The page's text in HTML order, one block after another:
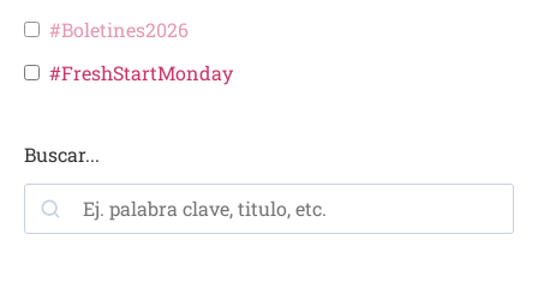
#Boletines2026
#FreshStartMonday
Buscar...